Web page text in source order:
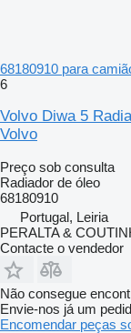
68180910 para
6
Volvo Diwa 5
Volvo
Preço sob consulta
Radiador de óleo
68180910
Portugal, Leiria
PERALTA &
Contacte o vendedor
Não consegue
Envie-nos já um
Encomendar peças